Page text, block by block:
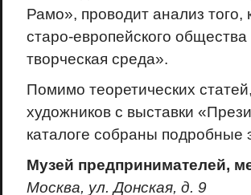
Рамо», проводит анализ того,
старо-европейского
творческая среда».
Помимо теоретических
художников с выставки
каталоге собраны подробные
Музей предпринимателей,
Москва, ул. Донская, д. 9